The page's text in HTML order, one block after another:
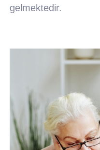
gelmektedir.